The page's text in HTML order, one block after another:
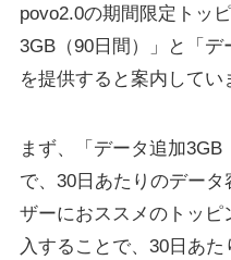
povo2.0の期間限定トッ
3GB（90日間）」と「デ
を提供すると案内してい
まず、「データ追加3GB
で、30日あたりのデー
ザーにおススメのトッ
入することで、30日あ